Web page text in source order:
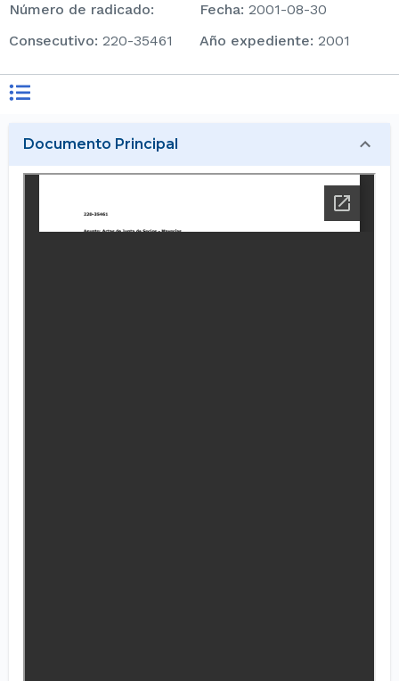
Número de radicado: Fecha: 2001-08-30
consecutivo: 220-35461 Año expediente: 2001
Documento Principal